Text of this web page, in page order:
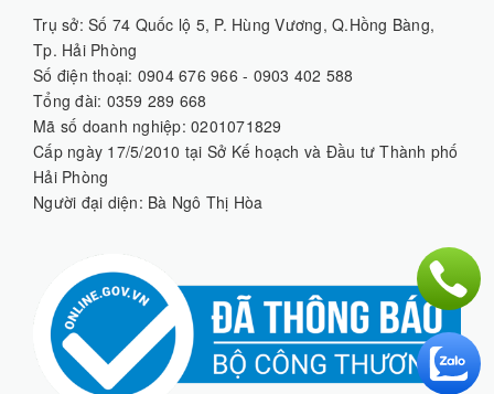
Trụ sở: Số 74 Quốc lộ 5, P. Hùng Vương, Q.Hồng Bàng,
Tp. Hải Phòng
Số điện thoại: 0904 676 966 - 0903 402 588
Tổng đài: 0359 289 668
Mã số doanh nghiệp: 0201071829
Cấp ngày 17/5/2010 tại Sở Kế hoạch và Đầu tư Thành phố
Hải Phòng
Người đại diện: Bà Ngô Thị Hòa